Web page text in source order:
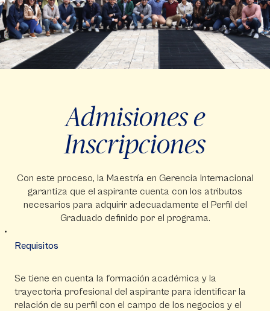
Admisiones e
Inscripciones
Con este proceso, la Maestría en Gerencia Internacional
garantiza que el aspirante cuenta con los atributos
necesarios para adquirir adecuadamente el Perfil del
Graduado definido por el programa.
Requisitos
Se tiene en cuenta la formación académica y la
trayectoria profesional del aspirante para identificar la
relación de su perfil con el campo de los negocios y el